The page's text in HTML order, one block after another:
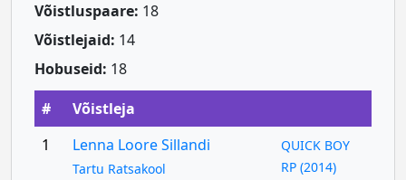
Võistluspaare: 18
Võistlejaid: 14
Hobuseid: 18
#
Võistleja
1
Lenna Loore Sillandi
Tartu Ratsakool
QUICK BOY
RP (2014)